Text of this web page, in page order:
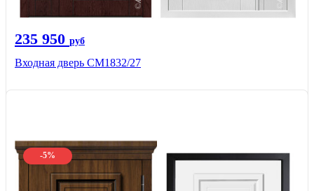
235 950 руб
Входная дверь СМ1832/27
-5%